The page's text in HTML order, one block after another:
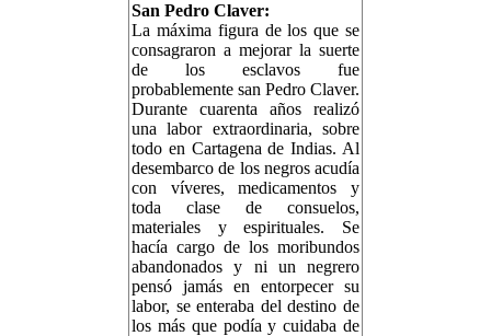
San Pedro Claver:
La máxima figura de los que se
consagraron a mejorar la suerte
de los esclavos fue
probablemente san Pedro Claver.
Durante cuarenta años realizó
una labor extraordinaria, sobre
todo en Cartagena de Indias. Al
desembarco de los negros acudía
con víveres, medicamentos y
toda clase de consuelos,
materiales y espirituales. Se
hacía cargo de los moribundos
abandonados y ni un negrero
pensó jamás en entorpecer su
labor, se enteraba del destino de
los más que podía y cuidaba de